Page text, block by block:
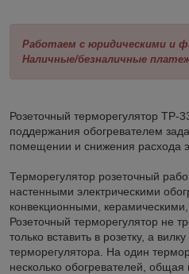
Работаем с юридическими и
Наличные/безналичные
Розеточный терморегулятор ТР-
поддержания обогревателем
помещении и снижения расхода
Терморегулятор розеточный
настенными электрическими
конвекционными,
Розеточный терморегулятор не
только вставить в розетку, а
терморегулятора. На один
несколько обогревателей, общая